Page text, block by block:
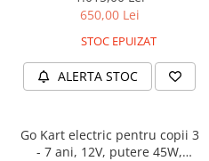
650,00 Lei
STOC EPUIZAT
ALERTA STOC
Go Kart electric pentru copii 3
- 7 ani, 12V, putere 45W,